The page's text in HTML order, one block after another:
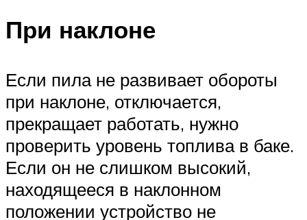
При наклоне
Если пила не развивает обороты
при наклоне, отключается,
прекращает работать, нужно
проверить уровень топлива в баке.
Если он не слишком высокий,
находящееся в наклонном
положении устройство не